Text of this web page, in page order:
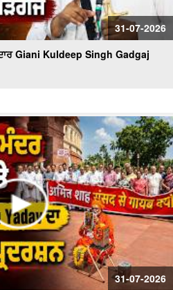
31-07-2026
Giani Kuldeep Singh Gadgaj
31-07-2026